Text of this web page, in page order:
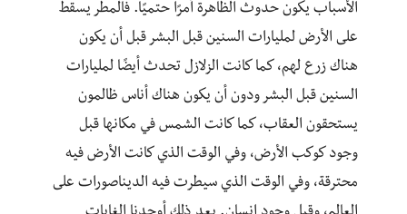
الأسباب يكون حدوث الظاهرة أمرًا حتميًا. فالمطر يسقط
على الأرض لمليارات السنين قبل البشر قبل أن يكون
هناك زرع لهم، كما كانت الزلازل تحدث أيضًا لمليارات
السنين قبل البشر ودون أن يكون هناك أناس ظالمون
يستحقون العقاب، كما كانت الشمس في مكانها قبل
وجود كوكب الأرض، وفي الوقت الذي كانت الأرض فيه
محترقة، وفي الوقت الذي سيطرت فيه الديناصورات على